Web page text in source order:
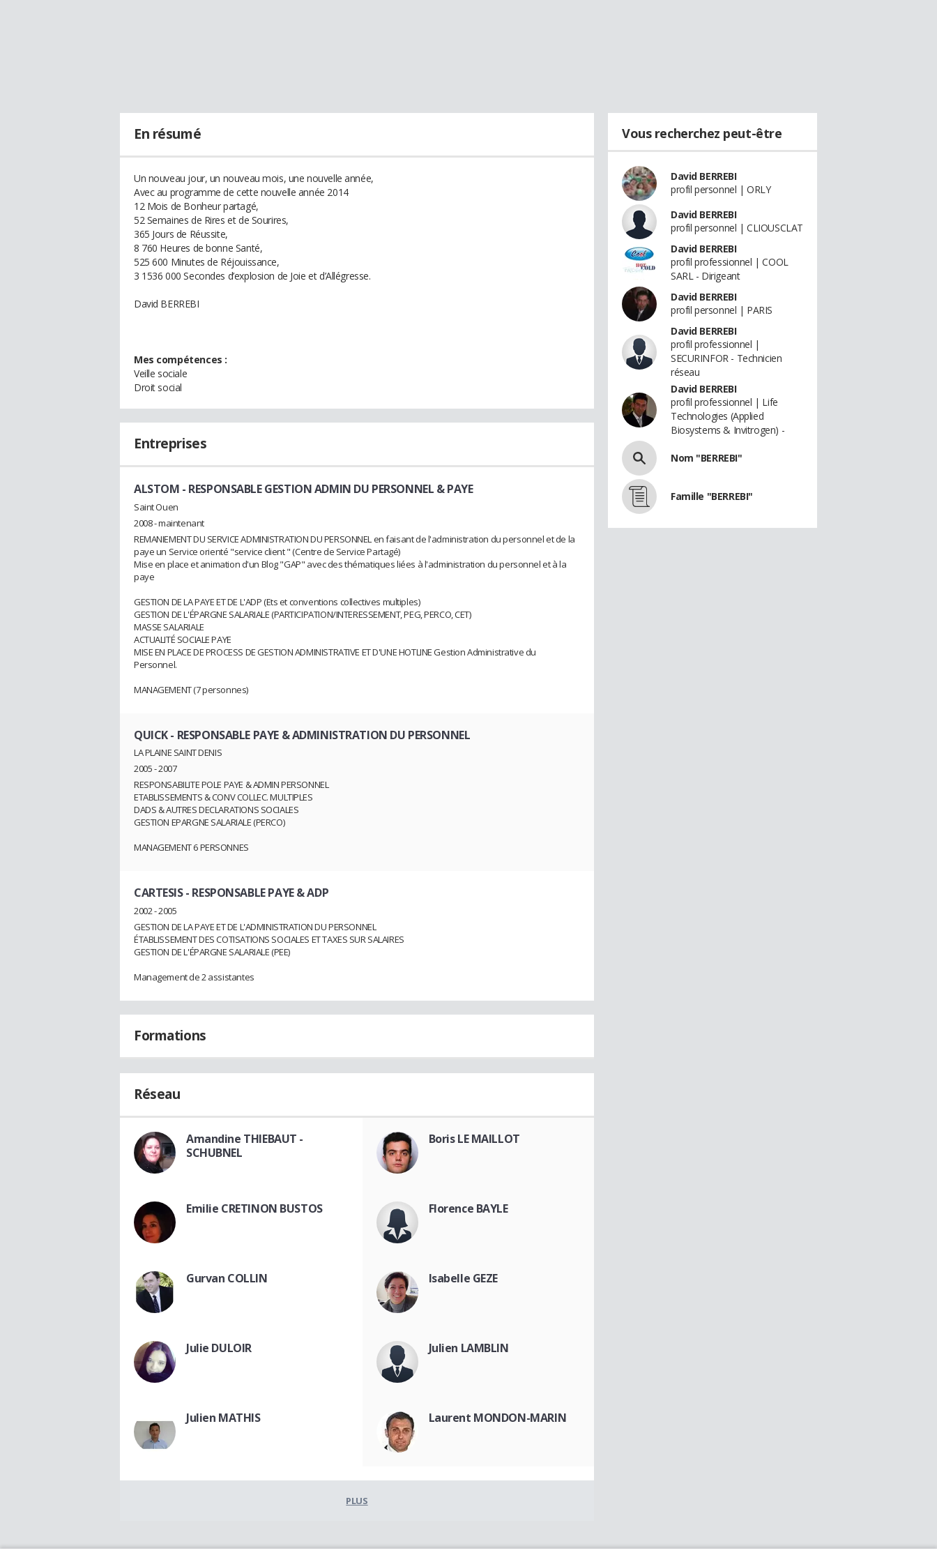
En résumé
Un nouveau jour, un nouveau mois, une nouvelle année,
Avec au programme de cette nouvelle année 2014
12 Mois de Bonheur partagé,
52 Semaines de Rires et de Sourires,
365 Jours de Réussite,
8 760 Heures de bonne Santé,
525 600 Minutes de Réjouissance,
3 1536 000 Secondes d’explosion de Joie et d’Allégresse.
David BERREBI
Mes compétences :
Veille sociale
Droit social
Entreprises
ALSTOM - RESPONSABLE GESTION ADMIN DU PERSONNEL & PAYE
Saint Ouen
2008 - maintenant
REMANIEMENT DU SERVICE ADMINISTRATION DU PERSONNEL en faisant de l'administration du personnel et de la
paye un Service orienté "service client " (Centre de Service Partagé)
Mise en place et animation d'un Blog "GAP" avec des thématiques liées à l'administration du personnel et à la
paye
GESTION DE LA PAYE ET DE L'ADP (Ets et conventions collectives multiples)
GESTION DE L'ÉPARGNE SALARIALE (PARTICIPATION/INTERESSEMENT, PEG, PERCO, CET)
MASSE SALARIALE
ACTUALITÉ SOCIALE PAYE
MISE EN PLACE DE PROCESS DE GESTION ADMINISTRATIVE ET D'UNE HOTLINE Gestion Administrative du
Personnel.
MANAGEMENT (7 personnes)
QUICK- RESPONSABLE PAYE & ADMINISTRATION DU PERSONNEL
LA PLAINE SAINT DENIS
2005 - 2007
RESPONSABILITE POLE PAYE & ADMIN PERSONNEL
ETABLISSEMENTS & CONV COLLEC. MULTIPLES
DADS & AUTRES DECLARATIONS SOCIALES
GESTION EPARGNE SALARIALE (PERCO)
MANAGEMENT 6 PERSONNES
CARTESIS- RESPONSABLE PAYE & ADP
2002 - 2005
GESTION DE LA PAYE ET DE L'ADMINISTRATION DU PERSONNEL
ÉTABLISSEMENT DES COTISATIONS SOCIALES ET TAXES SUR SALAIRES
GESTION DE L'ÉPARGNE SALARIALE (PEE)
Management de 2 assistantes
Formations
Réseau
Amandine THIEBAUT -
SCHUBNEL
Boris LE MAILLOT
Emilie CRETINON BUSTOS Florence BAYLE
Gurvan COLLIN Isabelle GEZE
Julie DULOIR Julien LAMBLIN
Julien MATHIS Laurent MONDON-MARIN
PLUS
Vous recherchez peut-être
David BERREBI
profil personnel | ORLY
David BERREBI
profil personnel | CLIOUSCLAT
David BERREBI
profil professionnel | COOL
SARL - Dirigeant
David BERREBI
profil personnel | PARIS
David BERREBI
profil professionnel |
SECURINFOR - Technicien
réseau
David BERREBI
profil professionnel | Life
Technologies (Applied
Biosystems & Invitrogen) -
Nom "BERREBI"
Famille "BERREBI"